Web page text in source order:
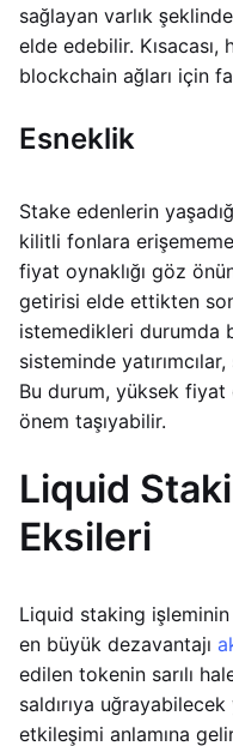
sağlayan varlık
elde edebilir.
blockchain ağları için
Esneklik
Stake edenlerin
kilitli fonlara
fiyat oynaklığı göz
getirisi elde ettikten
istemedikleri durumda
sisteminde
Bu durum, yüksek fiyat
önem taşıyabilir.
Liquid
Eksileri
Liquid staking
en büyük dezavantajı
edilen tokenin sarılı
saldırıya
etkileşimi anlamına